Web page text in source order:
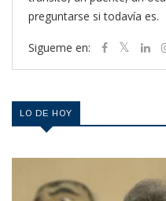
preguntarse si todavía es.
Sigueme en:
LO DE HOY